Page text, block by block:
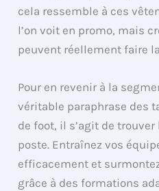
cela ressemble à ces
l’on voit en promo, mais
peuvent réellement faire
Pour en revenir à la
véritable paraphrase des
de foot, il s’agit de
poste. Entraînez vos
efficacement et
grâce à des formations